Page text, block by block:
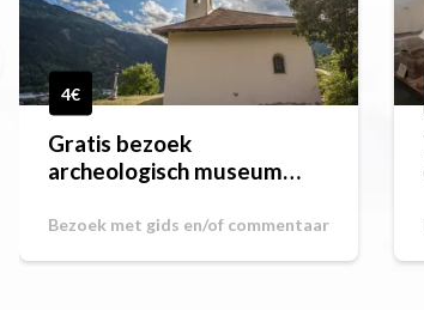
4€
Gratis bezoek
archeologisch museum
Bezoek met gids en/of commentaar